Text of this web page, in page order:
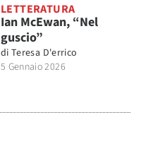
LETTERATURA
Ian McEwan, “Nel
guscio”
di Teresa D'errico
5 Gennaio 2026